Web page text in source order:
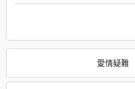
愛情疑難